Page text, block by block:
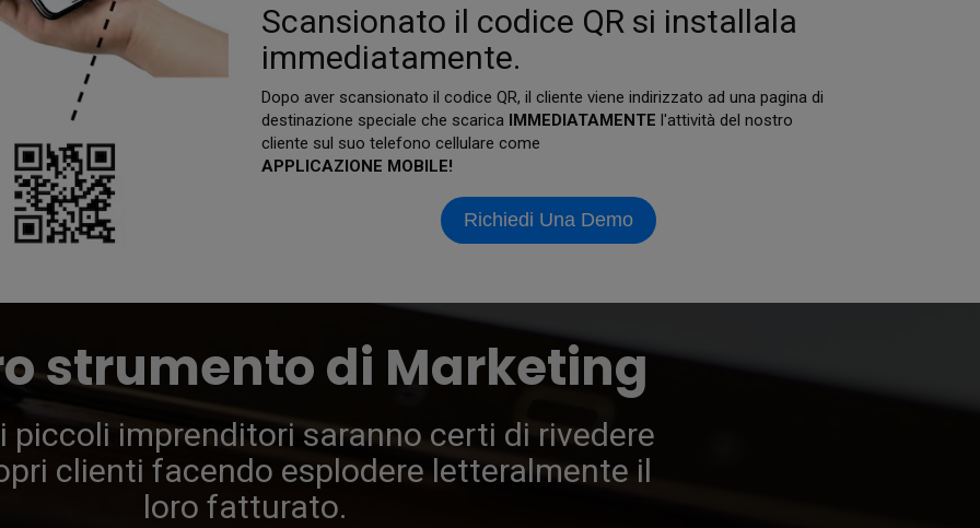
Scansionato il codice QR si installala
immediatamente.
Dopo aver scansionato il codice QR, il cliente viene indirizzato ad una pagina di
destinazione speciale che scarica IMMEDIATAMENTE l'attività del nostro
cliente sul suo telefono cellulare come
APPLICAZIONE MOBILE!
Richiedi Una Demo
strumento di Marketing
piccoli imprenditori saranno certi di rivedere
clienti facendo esplodere letteralmente il
loro fatturato.